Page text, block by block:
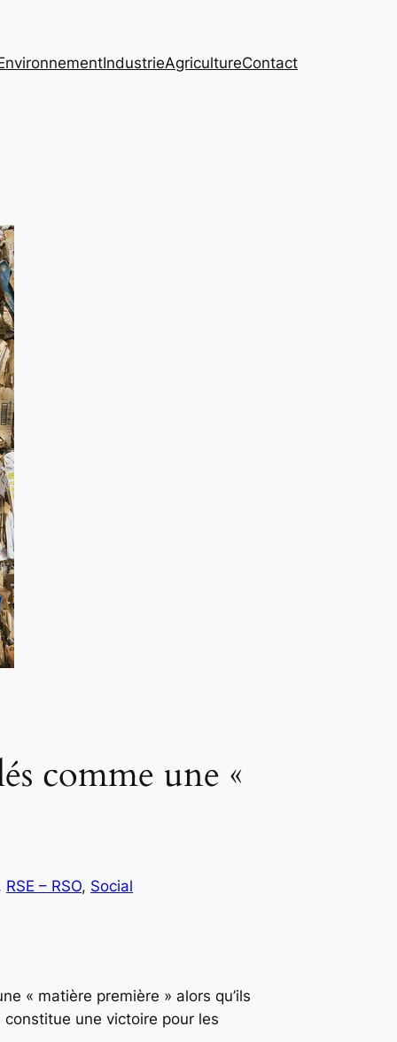
IndustrieAgricultureContact
comme une «
RSE – RSO, Social
« matière première » alors qu’ils
une victoire pour les